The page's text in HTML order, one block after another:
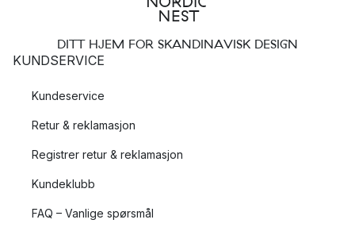
DITT HJEM FOR SKANDINAVISK DESIGN
KUNDSERVICE
Kundeservice
Retur & reklamasjon
Registrer retur & reklamasjon
Kundeklubb
FAQ – Vanlige spørsmål